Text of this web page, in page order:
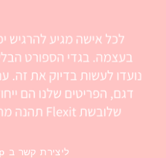
WhatsApp ליצירת קשר ב